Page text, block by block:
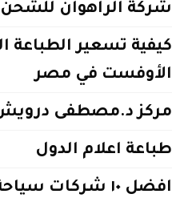
شركة الراهوان للشحن
كيفية تسعير الطباعة
الأوفست في مصر
مركز د.مصطفى
طباعة اعلام الدول
افضل ١٠ شركات